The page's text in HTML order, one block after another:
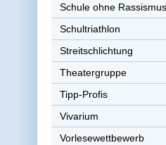
Schule ohne Rassismus
Schultriathlon
Streitschlichtung
Theatergruppe
Tipp-Profis
Vivarium
Vorlesewettbewerb